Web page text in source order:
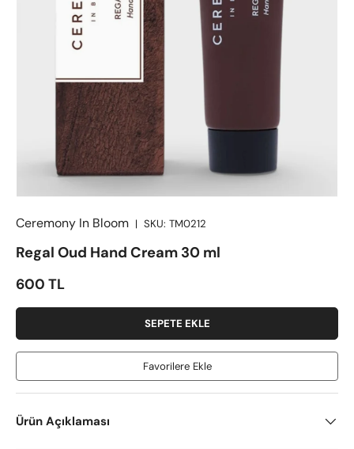
Ceremony In Bloom | SKU: TM0212
Regal Oud Hand Cream 30 ml
Satış fiyatı
600 TL
SEPETE EKLE
Favorilere Ekle
Ürün Açıklaması